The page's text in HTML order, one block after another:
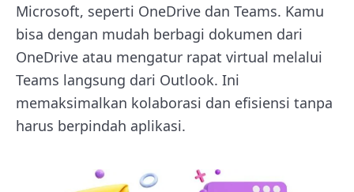
Microsoft, seperti OneDrive dan Teams. Kamu
bisa dengan mudah berbagi dokumen dari
OneDrive atau mengatur rapat virtual melalui
Teams langsung dari Outlook. Ini
memaksimalkan kolaborasi dan efisiensi tanpa
harus berpindah aplikasi.